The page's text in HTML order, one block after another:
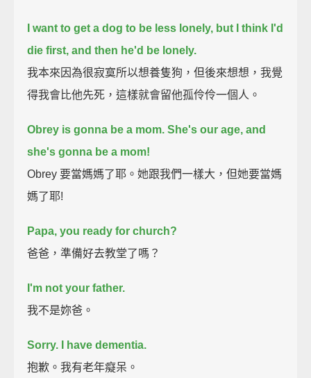
I want to get a dog to be less lonely, but I think I'd
die first, and then he'd be lonely.
我本來因為很寂寞所以想養隻狗，但後來想想，我覺
得我會比他先死，這樣就會留他孤伶伶一個人。
Obrey is gonna be a mom. She's our age, and
she's gonna be a mom!
Obrey 要當媽媽了耶。她跟我們一樣大，但她要當媽
媽了耶!
Papa, you ready for church?
爸爸，準備好去教堂了嗎？
I'm not your father.
我不是妳爸。
Sorry.
I have dementia.
抱歉。我有老年癡呆。